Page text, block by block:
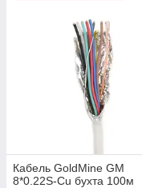
Кабель GoldMine GM
8*0.22S-Cu бухта 100м